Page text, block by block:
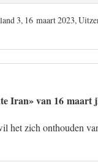
3, 16 maart 2023,
Iran» van 16 maart
het zich onthouden